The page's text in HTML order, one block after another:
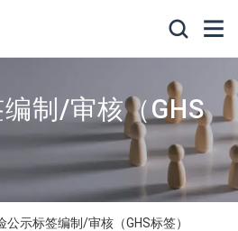
制/审核（GHS
公示标签编制/审核（GHS标签）